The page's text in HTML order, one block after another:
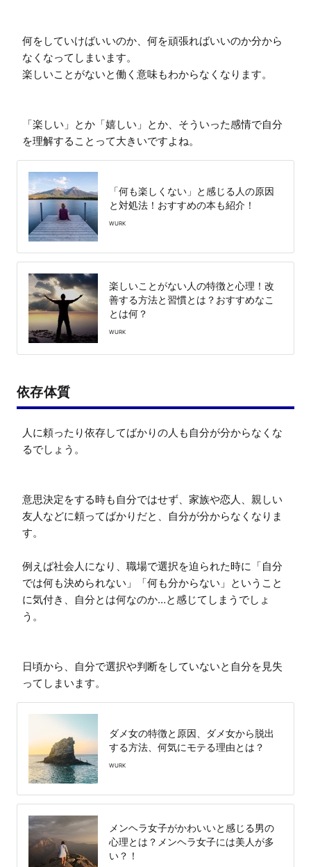
何をしていけばいいのか、何を頑張ればいいのか分から
なくなってしまいます。
楽しいことがないと働く意味もわからなくなります。
「楽しい」とか「嬉しい」とか、そういった感情で自分
を理解することって大きいですよね。
「何も楽しくない」と感じる人の原因
と対処法！おすすめの本も紹介！
WURK
楽しいことがない人の特徴と心理！改
善する方法と習慣とは？おすすめなこ
とは何？
WURK
依存体質
人に頼ったり依存してばかりの人も自分が分からなくな
るでしょう。
意思決定をする時も自分ではせず、家族や恋人、親しい
友人などに頼ってばかりだと、自分が分からなくなりま
す。
例えば社会人になり、職場で選択を迫られた時に「自分
では何も決められない」「何も分からない」ということ
に気付き、自分とは何なのか…と感じてしまうでしょ
う。
日頃から、自分で選択や判断をしていないと自分を見失
ってしまいます。
ダメ女の特徴と原因、ダメ女から脱出
する方法、何気にモテる理由とは？
WURK
メンヘラ女子がかわいいと感じる男の
心理とは？メンヘラ女子には美人が多
い？！